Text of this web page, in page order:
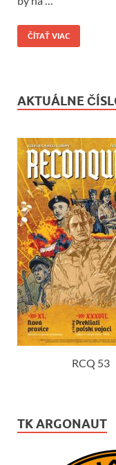
ČÍTAŤ VIAC
AKTUÁLNE
RCQ 53
TK ARGONAUT